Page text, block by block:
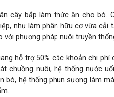
cây bắp làm thức ăn cho
như làm phân hữu cơ vừa cải
với phương pháp nuôi truyền
hỗ trợ 50% các khoản chi
chuồng nuôi, hệ thống nước
bò, hệ thống phun sương làm